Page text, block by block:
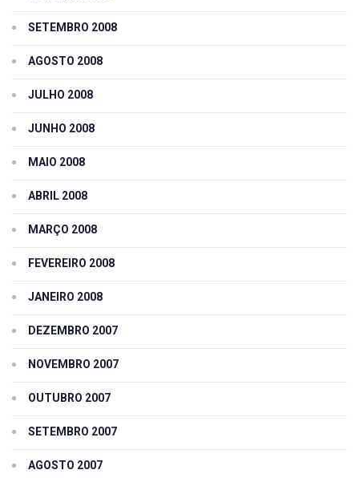
SETEMBRO 2008
AGOSTO 2008
JULHO 2008
JUNHO 2008
MAIO 2008
ABRIL 2008
MARÇO 2008
FEVEREIRO 2008
JANEIRO 2008
DEZEMBRO 2007
NOVEMBRO 2007
OUTUBRO 2007
SETEMBRO 2007
AGOSTO 2007